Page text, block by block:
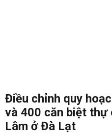
Điều chỉnh quy
và 400 căn biệt thự
Lâm ở Đà Lạt